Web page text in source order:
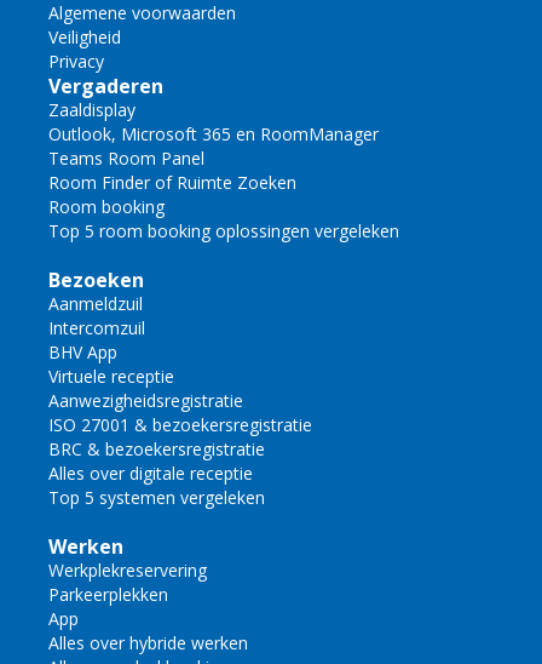
Algemene voorwaarden
Veiligheid
Privacy
Vergaderen
Zaaldisplay
Outlook, Microsoft 365 en RoomManager
Teams Room Panel
Room Finder of Ruimte Zoeken
Room booking
Top 5 room booking oplossingen vergeleken
Bezoeken
Aanmeldzuil
Intercomzuil
BHV App
Virtuele receptie
Aanwezigheidsregistratie
ISO 27001 & bezoekersregistratie
BRC & bezoekersregistratie
Alles over digitale receptie
Top 5 systemen vergeleken
Werken
Werkplekreservering
Parkeerplekken
App
Alles over hybride werken